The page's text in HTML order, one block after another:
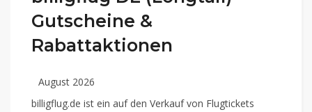
Gutscheine &
Rabattaktionen
August 2026
billigflug.de ist ein auf den Verkauf von Flugtickets